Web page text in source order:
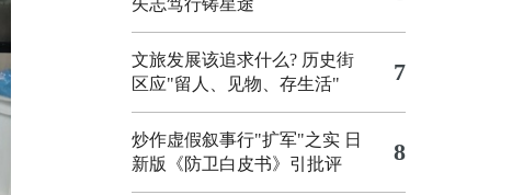
矢志笃行铸星途
文旅发展该追求什么? 历史街
区应"留人、见物、存生活"
7
炒作虚假叙事行"扩军"之实 日
新版《防卫白皮书》引批评
8